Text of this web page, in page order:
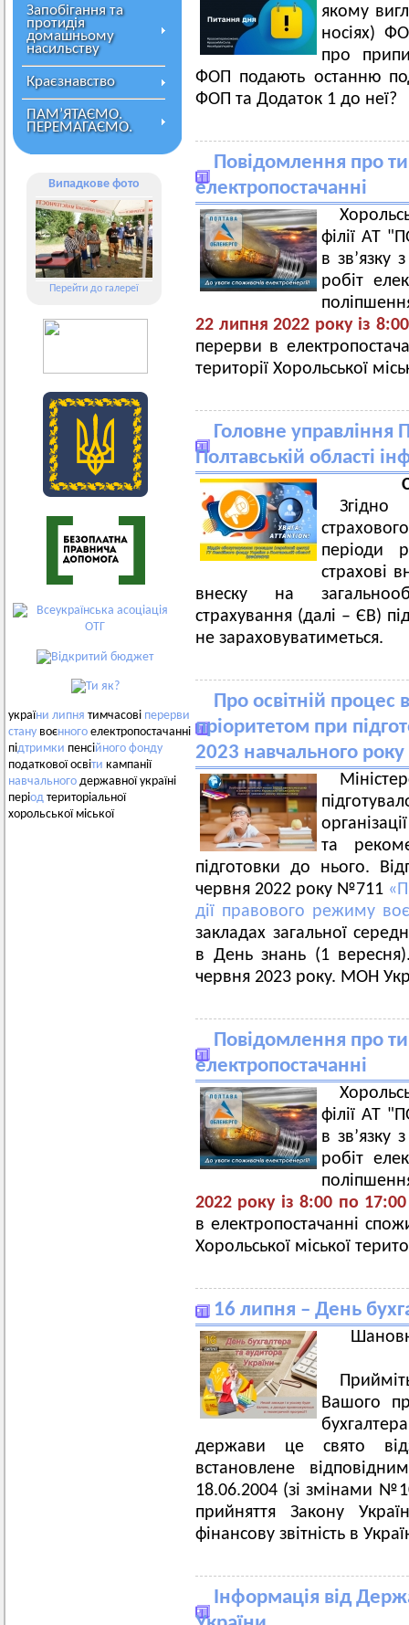
Запобігання та
протидія
домашньому
насильству
Краєзнавство
ПАМ’ЯТАЄМО.
ПЕРЕМАГАЄМО.
Випадкове фото
Перейти до галереї
україни липня тимчасові перерви
стану воєнного електропостачанні
підтримки пенсійного фонду
податкової освіти кампанії
навчального державної україні
період територіальної
хорольської міської
якому
носіях)
про
ФОП подають останню
ФОП та Додаток 1 до неї?
Повідомлення про
електропостачанні
філії АТ
в зв’язку
робіт
22 липня 2022 року із
перерви в
території Хорольської
Головне управління
Полтавській області
періоди
страхові
внеску на
страхування (далі – ЄВ)
не зараховуватиметься.
Про освітній процес
пріоритетом при
2023 навчального року
та
підготовки до нього.
червня 2022 року №711
дії правового режиму
закладах загальної
в День знань (1
червня 2023 року. МОН
Повідомлення про
електропостачанні
філії АТ
в зв’язку
робіт
2022 року із 8:00 по
в електропостачанні
Хорольської міської
16 липня – День
Вашого
держави це свято
встановлене
18.06.2004 (зі змінами
прийняття Закону
фінансову звітність в
Інформація від